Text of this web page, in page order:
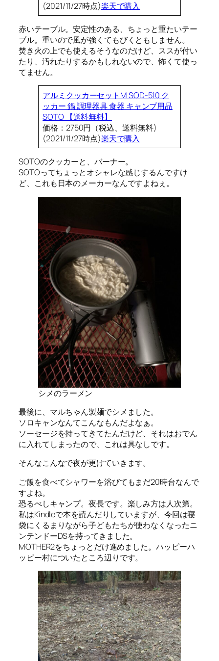
(2021/11/27時点)楽天で購入
赤いテーブル。安定性のある、ちょっと重たいテー
ブル。重いので風が強くてもびくともしません。
焚き火の上でも使えるそうなのだけど、ススが付い
たり、汚れたりするかもしれないので、怖くて使っ
てません。
アルミクッカーセットM SOD-510 ク
ッカー 鍋 調理器具 食器 キャンプ用品
SOTO 【送料無料】
価格：2750円（税込、送料無料)
(2021/11/27時点)楽天で購入
SOTOのクッカーと、バーナー。
SOTOってちょっとオシャレな感じするんですけ
ど、これも日本のメーカーなんですよねぇ。
シメのラーメン
最後に、マルちゃん製麺でシメました。
ソロキャンなんてこんなもんだよなぁ。
ソーセージを持ってきてたんだけど、それはおでん
に入れてしまったので、これは具なしです。
そんなこんなで夜が更けていきます。
ご飯を食べてシャワーを浴びてもまだ20時台なんで
すよね。
恐るべしキャンプ。夜長です。楽しみ方は人次第。
私はKindleで本を読んだりしていますが、今回は寝
袋にくるまりながら子どもたちが使わなくなったニ
ンテンドーDSを持ってきました。
MOTHER2をちょっとだけ進めました。ハッピーハ
ッピー村についたところ辺りです。